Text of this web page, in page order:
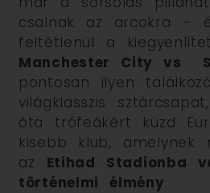
csalnak az arcokra –
feltétlenül a
Manchester City vs
pontosan ilyen
világklasszis
óta trófeákért küzd
kisebb klub, amelynek
az Etihad Stadionba
történelmi élmény.